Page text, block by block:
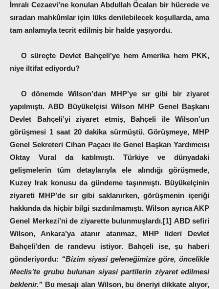
İmralı Cezaevi’ne konulan Abdullah Öcalan bir hücrede ve
sıradan mahkûmlar için lüks denilebilecek koşullarda, ama
tam anlamıyla tecrit edilmiş bir halde yaşıyordu.
O süreçte Devlet Bahçeli’ye hem Amerika hem PKK,
niye iltifat ediyordu?
O dönemde Wilson’dan MHP’ye sır gibi bir ziyaret
yapılmıştı. ABD Büyükelçisi Wilson MHP Genel Başkanı
Devlet Bahçeli’yi ziyaret etmiş, Bahçeli ile Wilson’un
görüşmesi 1 saat 20 dakika sürmüştü. Görüşmeye, MHP
Genel Sekreteri Cihan Paçacı ile Genel Başkan Yardımcısı
Oktay Vural da katılmıştı. Türkiye ve dünyadaki
gelişmelerin tüm detaylarıyla ele alındığı görüşmede,
Kuzey Irak konusu da gündeme taşınmıştı. Büyükelçinin
ziyareti MHP’de sır gibi saklanırken, görüşmenin içeriği
hakkında da hiçbir bilgi sızdırılmamıştı. Wilson ayrıca AKP
Genel Merkezi’ni de ziyarette bulunmuşlardı.[1] ABD sefiri
Wilson, Ankara’ya atanır atanmaz, MHP lideri Devlet
Bahçeli’den de randevu istiyor. Bahçeli ise, şu haberi
gönderiyordu: “Bizim siyasi geleneğimize göre, öncelikle
Meclis’te grubu bulunan siyasi partilerin ziyaret edilmesi
beklenir.” Bu mesajı alan Wilson, bu öneriyi dikkate alıyor,